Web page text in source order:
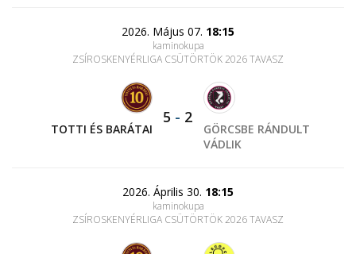
2026. Május 07. 18:15
kaminokupa
ZSÍROSKENYÉRLIGA CSÜTÖRTÖK 2026 TAVASZ
TOTTI ÉS BARÁTAI
5 - 2
GÖRCSBE RÁNDULT
VÁDLIK
2026. Április 30. 18:15
kaminokupa
ZSÍROSKENYÉRLIGA CSÜTÖRTÖK 2026 TAVASZ